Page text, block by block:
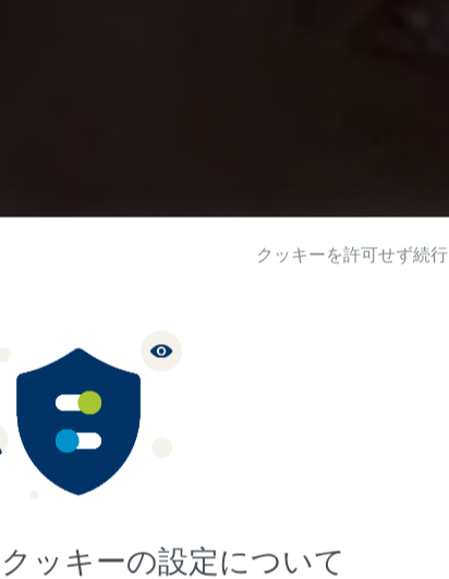
ッキーの設定について
クッキーを許可せず続行